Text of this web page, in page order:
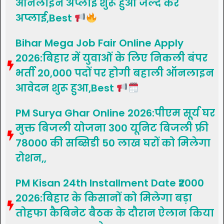
ऑनलाइन अप्लाई शुरू हुआ जल्द करें
अप्लाई,Best
Bihar Mega Job Fair Online Apply
2026:बिहार में युवाओं के लिए निकली बंपर
भर्ती 20,000 पदों पर होगी बहाली ऑनलाइन
आवेदन शुरू हुआ,Best
PM Surya Ghar Online 2026:पीएम सूर्य घर
मुक्त बिजली योजना 300 यूनिट बिजली फ्री
78000 की सब्सिडी 50 लाख घरों को मिलेगा
रोशन,,
PM Kisan 24th Installment Date ₹2000
2026:बिहार के किसानों को मिलेगा बड़ा
तोहफा कैबिनेट बैठक के दौरान ऐलान किया